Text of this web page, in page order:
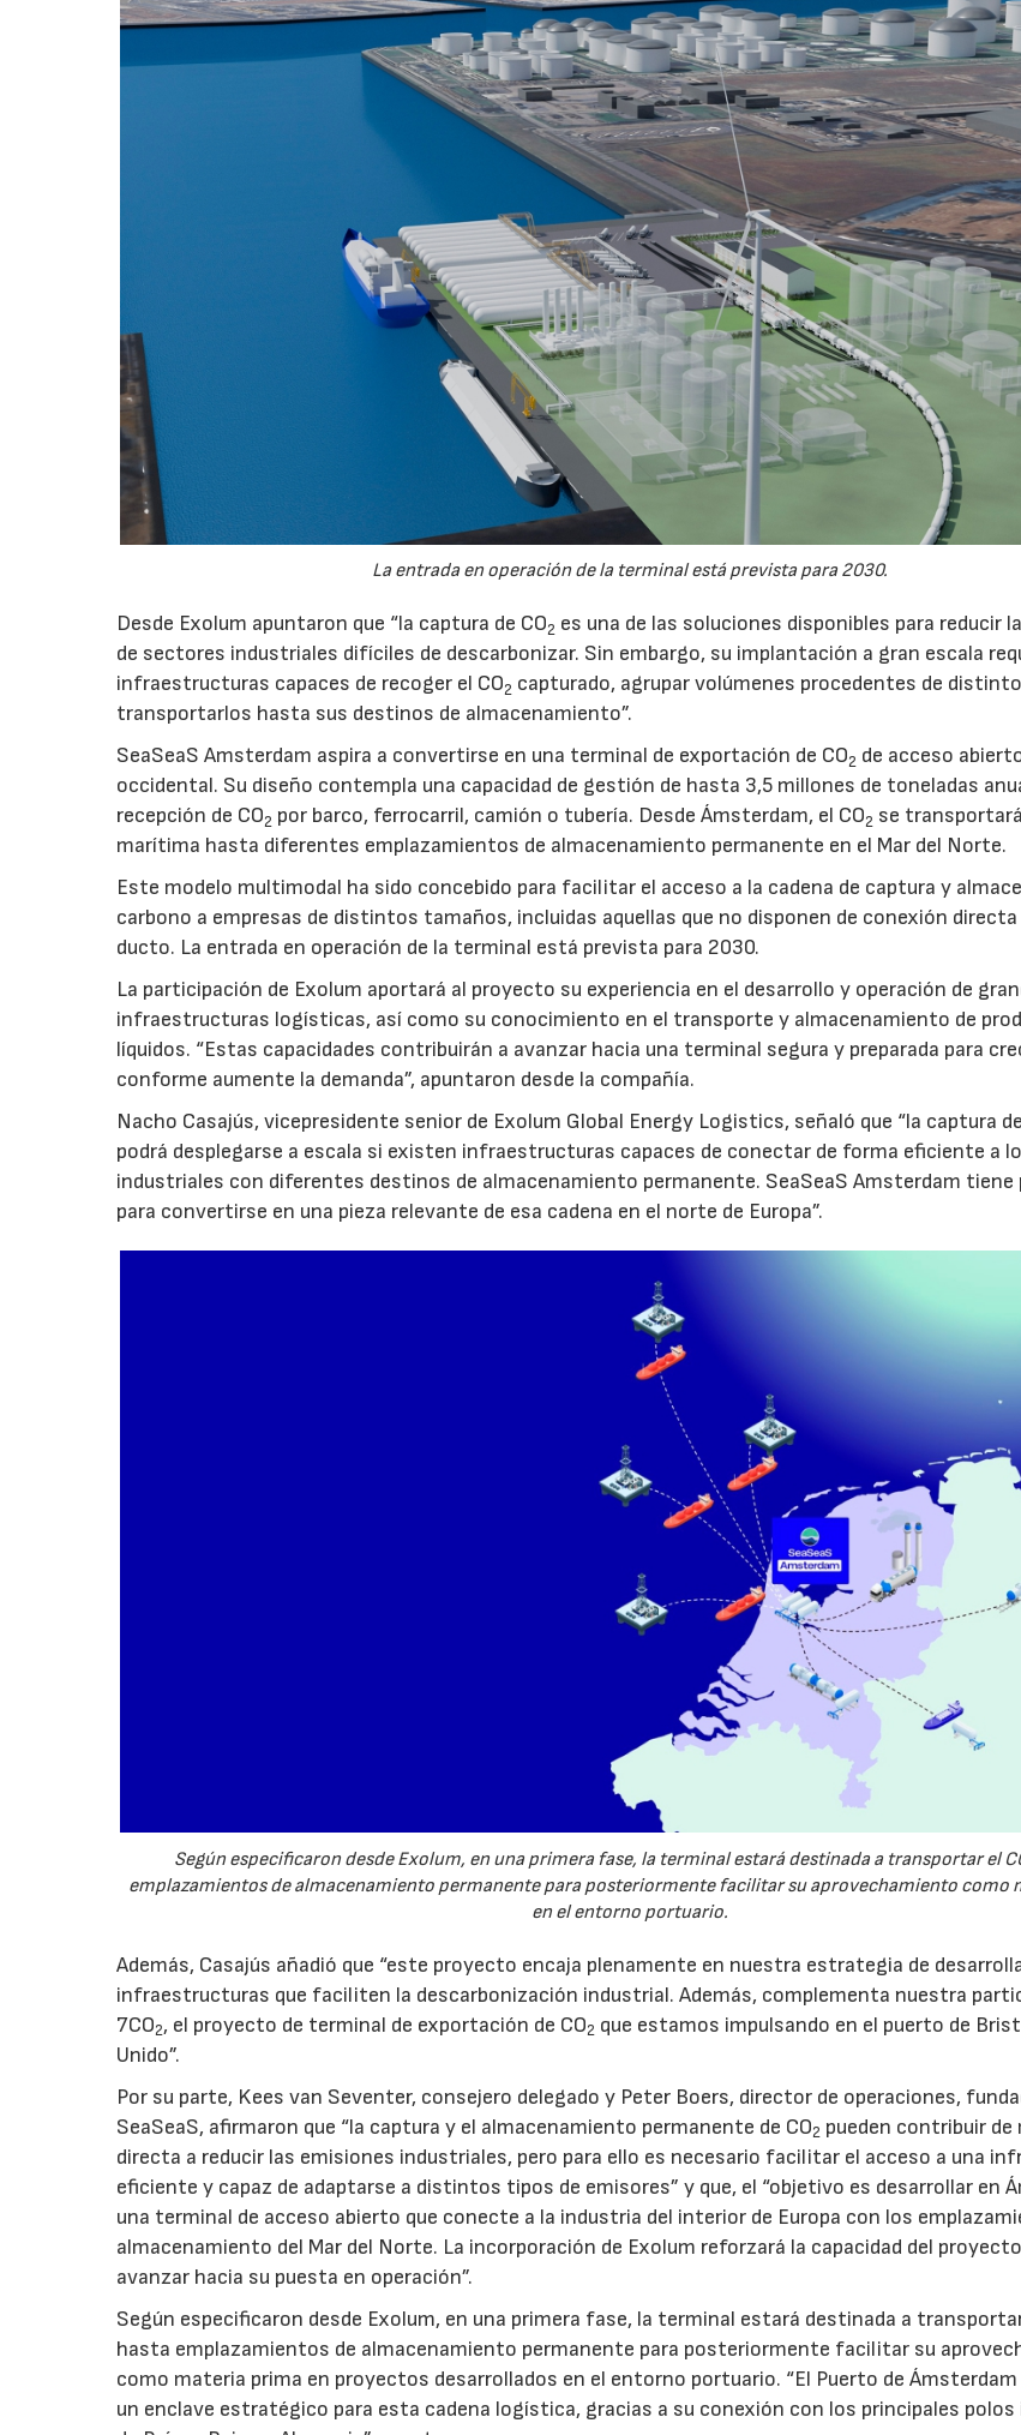
La entrada en operación de la terminal está prevista para 2030.
Desde Exolum apuntaron que “la captura de CO2 es una de las soluciones disponibles para reducir
de sectores industriales difíciles de descarbonizar. Sin embargo, su implantación a gran escala
infraestructuras capaces de recoger el CO2 capturado, agrupar volúmenes procedentes de
transportarlos hasta sus destinos de almacenamiento”.
SeaSeaS Amsterdam aspira a convertirse en una terminal de exportación de CO2 de acceso
occidental. Su diseño contempla una capacidad de gestión de hasta 3,5 millones de toneladas
recepción de CO2 por barco, ferrocarril, camión o tubería. Desde Ámsterdam, el CO2 se
marítima hasta diferentes emplazamientos de almacenamiento permanente en el Mar del Norte.
Este modelo multimodal ha sido concebido para facilitar el acceso a la cadena de captura y
carbono a empresas de distintos tamaños, incluidas aquellas que no disponen de conexión
ducto. La entrada en operación de la terminal está prevista para 2030.
La participación de Exolum aportará al proyecto su experiencia en el desarrollo y operación de
infraestructuras logísticas, así como su conocimiento en el transporte y almacenamiento de
líquidos. “Estas capacidades contribuirán a avanzar hacia una terminal segura y preparada para
conforme aumente la demanda”, apuntaron desde la compañía.
Nacho Casajús, vicepresidente senior de Exolum Global Energy Logistics, señaló que “la captura
podrá desplegarse a escala si existen infraestructuras capaces de conectar de forma eficiente a
industriales con diferentes destinos de almacenamiento permanente. SeaSeaS Amsterdam tiene
para convertirse en una pieza relevante de esa cadena en el norte de Europa”.
Según especificaron desde Exolum, en una primera fase, la terminal estará destinada a transportar el
emplazamientos de almacenamiento permanente para posteriormente facilitar su aprovechamiento como
en el entorno portuario.
Además, Casajús añadió que “este proyecto encaja plenamente en nuestra estrategia de
infraestructuras que faciliten la descarbonización industrial. Además, complementa nuestra
7CO2, el proyecto de terminal de exportación de CO2 que estamos impulsando en el puerto de
Unido”.
Por su parte, Kees van Seventer, consejero delegado y Peter Boers, director de operaciones,
SeaSeaS, afirmaron que “la captura y el almacenamiento permanente de CO2 pueden contribuir de
directa a reducir las emisiones industriales, pero para ello es necesario facilitar el acceso a una
eficiente y capaz de adaptarse a distintos tipos de emisores” y que, el “objetivo es desarrollar en
una terminal de acceso abierto que conecte a la industria del interior de Europa con los
almacenamiento del Mar del Norte. La incorporación de Exolum reforzará la capacidad del
avanzar hacia su puesta en operación”.
Según especificaron desde Exolum, en una primera fase, la terminal estará destinada a
hasta emplazamientos de almacenamiento permanente para posteriormente facilitar su
como materia prima en proyectos desarrollados en el entorno portuario. “El Puerto de
un enclave estratégico para esta cadena logística, gracias a su conexión con los principales